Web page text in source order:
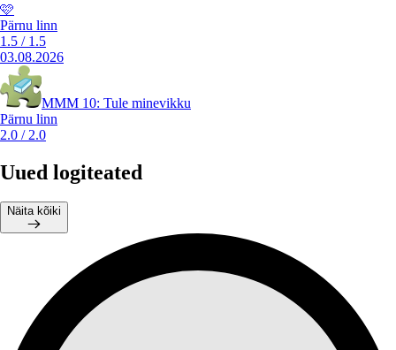
🩷
Pärnu linn
1.5 / 1.5
03.08.2026
MMM 10: Tule minevikku
Pärnu linn
2.0 / 2.0
Uued logiteated
Näita kõiki